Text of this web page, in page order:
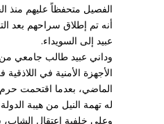
الفصيل متحفظاً عليهم منذ
أنه تم إطلاق سراحهم بعد
عبيد إلى السويداء.
وداني عبيد طالب جامعي من
الأجهزة الأمنية في
الماضي، بعدما اقتحمت
له تهمة النيل من هيبة
وعلى خلفية اعتقال الشاب،